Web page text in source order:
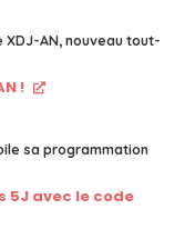
AN, nouveau tout-
!
sa programmation
5J avec le code